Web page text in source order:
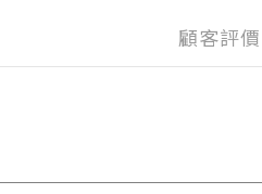
顧客評價